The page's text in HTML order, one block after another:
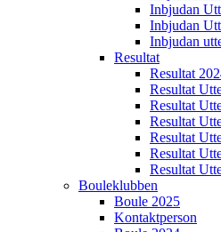
Inbjudan
Inbjudan
Inbjudan
Resultat
Resultat
Resultat
Resultat
Resultat
Resultat
Resultat
Resultat
Bouleklubben
Boule 2025
Kontaktperson